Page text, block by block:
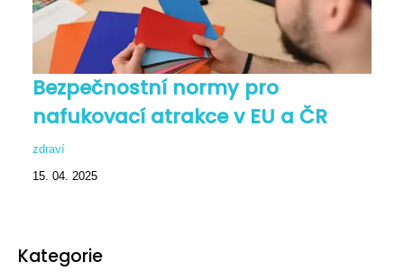
Bezpečnostní normy pro
nafukovací atrakce v EU a ČR
zdraví
15. 04. 2025
Kategorie